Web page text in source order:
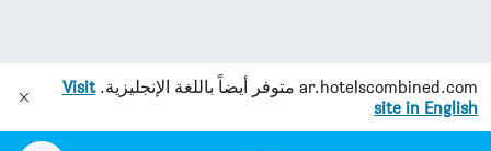
ar.hotelscombined.com متوفر أيضاً باللغة الإنجليزية.Visit
site in English